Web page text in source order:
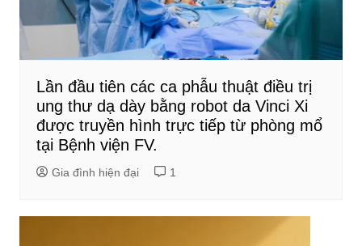
Lần đầu tiên các ca phẫu thuật điều trị
ung thư dạ dày bằng robot da Vinci Xi
được truyền hình trực tiếp từ phòng mổ
tại Bệnh viện FV.
Gia đình hiện đại 1